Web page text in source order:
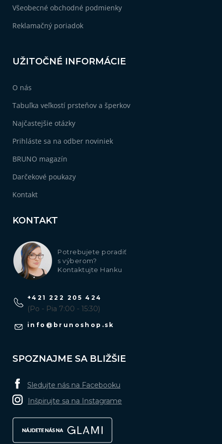
Všeobecné obchodné podmienky
Reklamačný poriadok
UŽITOČNÉ INFORMÁCIE
O nás
Tabuľka veľkostí prsteňov a šperkov
Najčastejšie otázky
Prihláste sa na odber noviniek
BRUNO magazín
Darčekové poukazy
Kontakt
KONTAKT
Potrebujete poradiť
s výberom?
Kontaktujte Hanku
info @ brunoshop.sk
+421 222 205 424
(Po - Pia 7:00 - 15:30)
SPOZNAJME SA BLIŽŠIE
Sledujte nás na Facebooku
Inšpirujte sa na Instagrame